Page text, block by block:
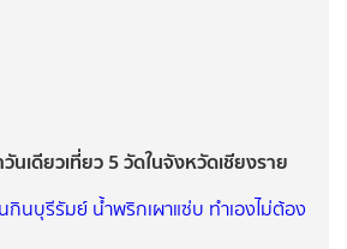
นเดียวเที่ยว 5 วัดในจังหวัดเชียงราย